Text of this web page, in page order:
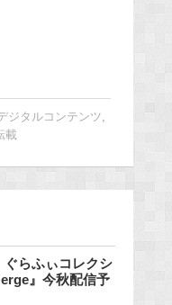
ジタルコンテンツ,
載
らふぃコレクシ
』今秋配信予